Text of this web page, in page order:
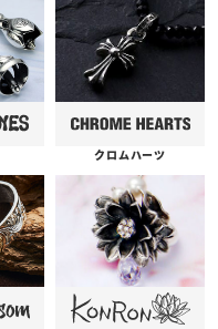
クロムハーツ